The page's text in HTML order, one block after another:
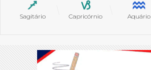
Sagitário Capricórnio Aquário